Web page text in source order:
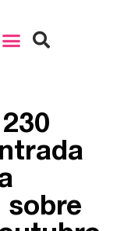
sobre